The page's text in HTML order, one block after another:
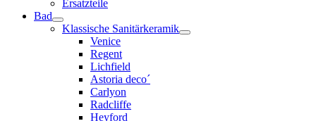
Ersatzteile
Bad
Klassische Sanitärkeramik
Venice
Regent
Lichfield
Astoria deco´
Carlyon
Radcliffe
Heyford